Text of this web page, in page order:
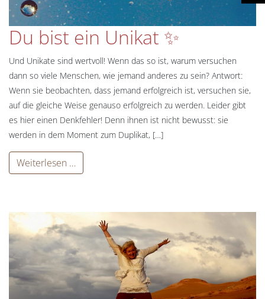
Du bist ein Unikat ✨
Und Unikate sind wertvoll! Wenn das so ist, warum versuchen
dann so viele Menschen, wie jemand anderes zu sein? Antwort:
Wenn sie beobachten, dass jemand erfolgreich ist, versuchen sie,
auf die gleiche Weise genauso erfolgreich zu werden. Leider gibt
es hier einen Denkfehler! Denn ihnen ist nicht bewusst: sie
werden in dem Moment zum Duplikat, […]
Weiterlesen …